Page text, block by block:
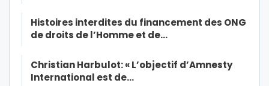
Histoires interdites du financement des ONG
de droits de l’Homme et de…
Christian Harbulot: « L’objectif d’Amnesty
International est de…